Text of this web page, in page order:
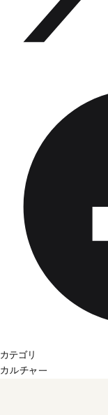
カテゴリ
カルチャー